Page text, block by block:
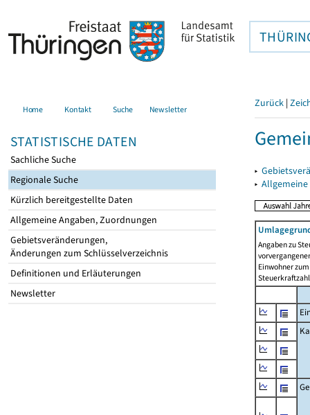
Home Kontakt Suche Newsletter
STATISTISCHE DATEN
Sachliche Suche
Regionale Suche
Kürzlich bereitgestellte Daten
Allgemeine Angaben, Zuordnungen
Gebietsveränderungen,
Änderungen zum Schlüsselverzeichnis
Definitionen und Erläuterungen
Newsletter
Zurück |
▸
▸
Angaben zu
Einwohner